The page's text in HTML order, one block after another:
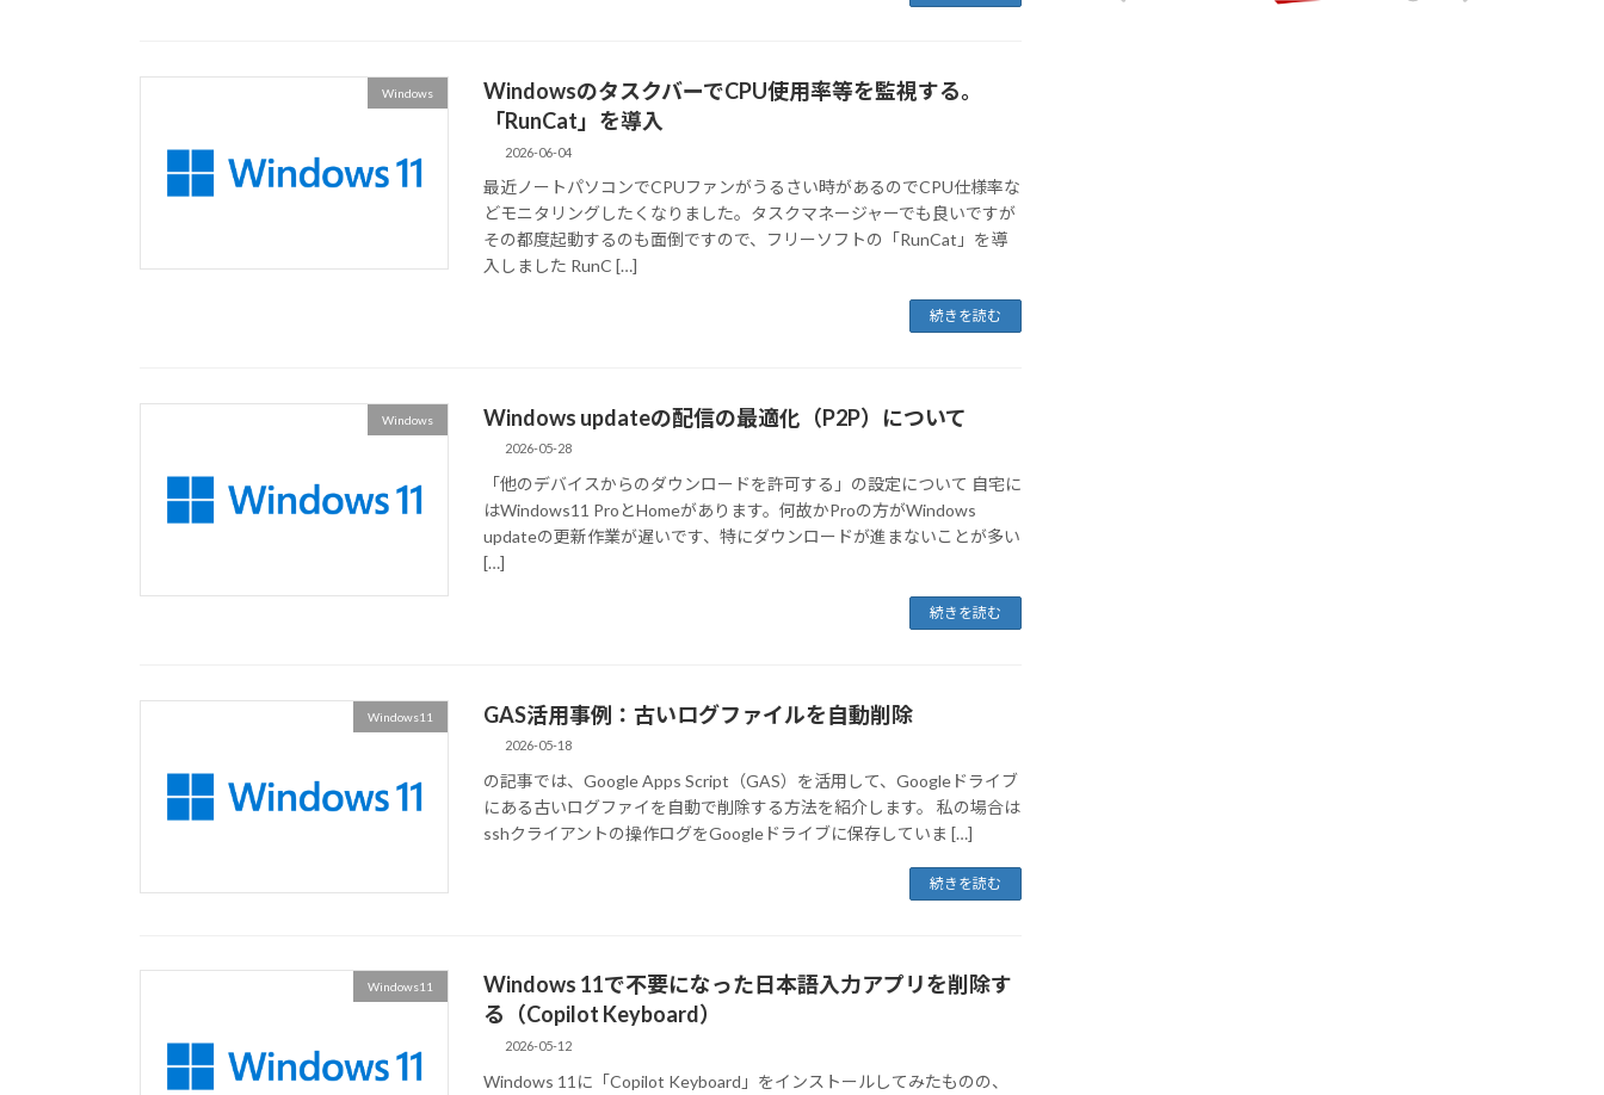
Windows
WindowsのタスクバーでCPU使用率等を監視する。
「RunCat」を導入
2026-06-04
最近ノートパソコンでCPUファンがうるさい時があるのでCPU仕様率な
どモニタリングしたくなりました。タスクマネージャーでも良いですが
その都度起動するのも面倒ですので、フリーソフトの「RunCat」を導
入しました RunC […]
続きを読む
Windows Windows updateの配信の最適化（P2P）について
2026-05-28
「他のデバイスからのダウンロードを許可する」の設定について 自宅に
はWindows11 ProとHomeがあります。何故かProの方がWindows
updateの更新作業が遅いです、特にダウンロードが進まないことが多い
[…]
続きを読む
Windows11 GAS活用事例：古いログファイルを自動削除
2026-05-18
の記事では、Google Apps Script（GAS）を活用して、Googleドライブ
にある古いログファイを自動で削除する方法を紹介します。 私の場合は
sshクライアントの操作ログをGoogleドライブに保存していま […]
続きを読む
Windows11
Windows 11で不要になった日本語入力アプリを削除す
る（Copilot Keyboard）
2026-05-12
Windows 11に「Copilot Keyboard」をインストールしてみたものの、